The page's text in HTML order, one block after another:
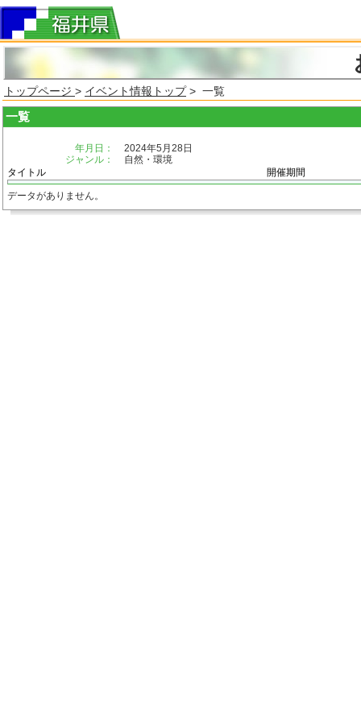
トップページ > イベント情報トップ> 一覧
一覧
年月日：
2024年5月28日
ジャンル：
自然・環境
タイトル
開催期間
データがありません。